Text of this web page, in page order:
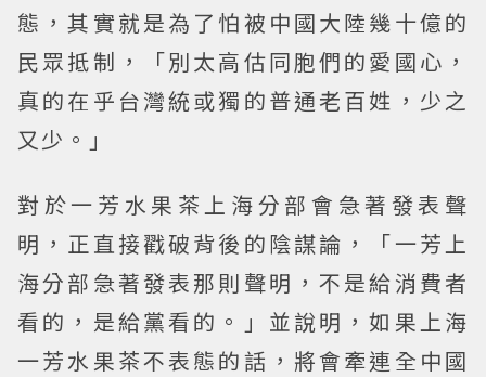
態，其實就是為了怕被中國大陸幾十億的
民眾抵制，「別太高估同胞們的愛國心，
真的在乎台灣統或獨的普通老百姓，少之
又少。」
對於一芳水果茶上海分部會急著發表聲
明，正直接戳破背後的陰謀論，「一芳上
海分部急著發表那則聲明，不是給消費者
看的，是給黨看的。」並說明，如果上海
一芳水果茶不表態的話，將會牽連全中國